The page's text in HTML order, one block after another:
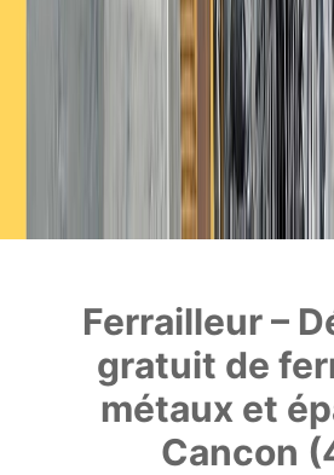
Ferrailleur –
gratuit de
métaux et
Cancon